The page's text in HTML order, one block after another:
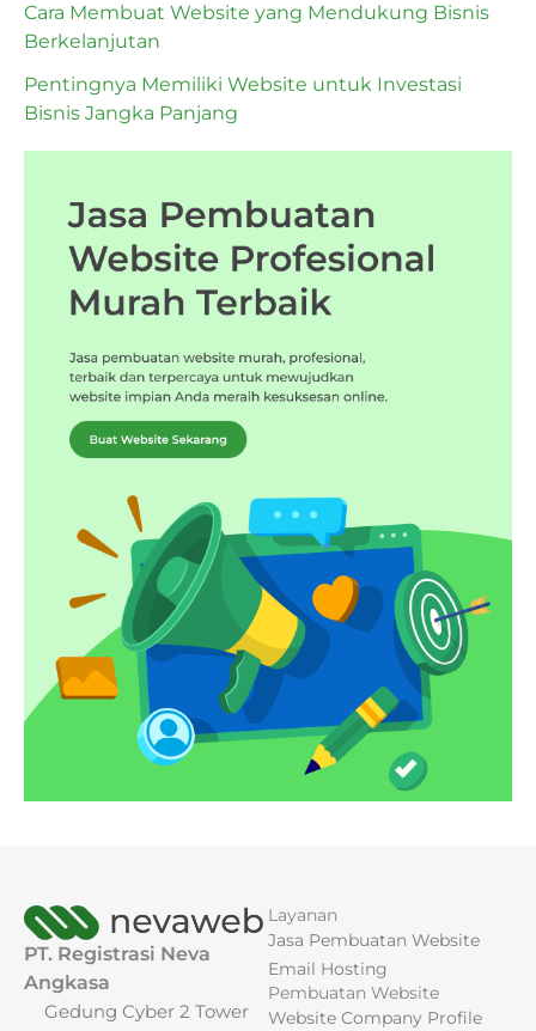
Cara Membuat Website yang Mendukung Bisnis
Berkelanjutan
Pentingnya Memiliki Website untuk Investasi
Bisnis Jangka Panjang
PT. Registrasi Neva
Angkasa
Gedung Cyber 2 Tower
Layanan
Jasa Pembuatan Website
Email Hosting
Pembuatan Website
Website Company Profile